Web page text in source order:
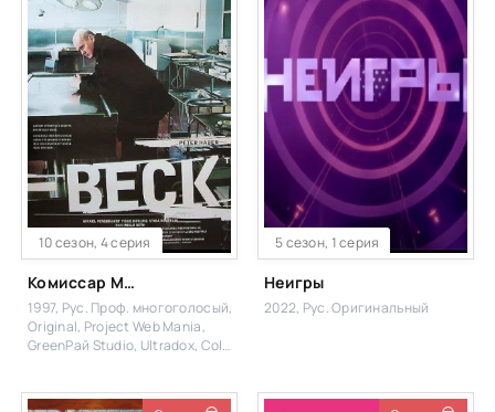
10 сезон, 4 серия
Комиссар Мартин Бек
1997, Рус. Проф. многоголосый,
Original, Project Web Mania,
GreenРай Studio, Ultradox, Cold
5 сезон, 1 серия
Неигры
2022, Рус. Оригинальный